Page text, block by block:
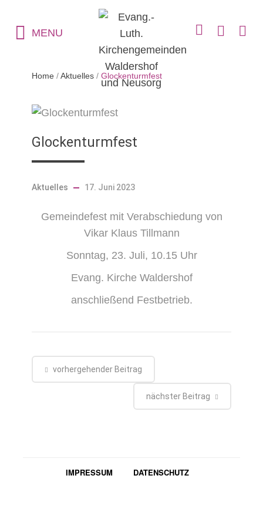
MENU
Home / Aktuelles /Glockenturmfest
Glockenturmfest
Aktuelles 17. Juni 2023
Gemeindefest mit Verabschiedung von
Vikar Klaus Tillmann
Sonntag, 23. Juli, 10.15 Uhr
Evang. Kirche Waldershof
anschließend Festbetrieb.
vorhergehender Beitrag
nächster Beitrag
IMPRESSUM DATENSCHUTZ